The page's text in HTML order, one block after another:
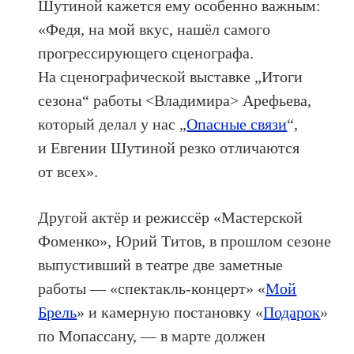
Шутиной кажется ему особенно важным:
«Федя, на мой вкус, нашёл самого
прогрессирующего сценографа.
На сценографической выставке „Итоги
сезона“ работы <Владимира> Арефьева,
который делал у нас „Опасные связи“,
и Евгении Шутиной резко отличаются
от всех».
Другой актёр и режиссёр «Мастерской
Фоменко», Юрий Титов, в прошлом сезоне
выпустивший в театре две заметные
работы — «спектакль-концерт» «Мой
Брель» и камерную постановку «Подарок»
по Мопассану, — в марте должен